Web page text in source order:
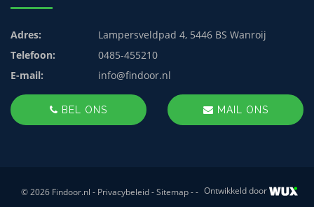
Adres:
Lampersveldpad 4, 5446 BS Wanroij
Telefoon:
0485-455210
E-mail:
info@findoor.nl
BEL ONS MAIL ONS
© 2026 Findoor.nl - Privacybeleid-Sitemap-- Ontwikkeld door